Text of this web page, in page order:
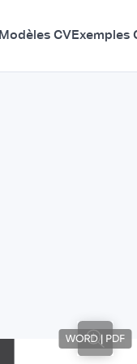
Modèles CVExemples